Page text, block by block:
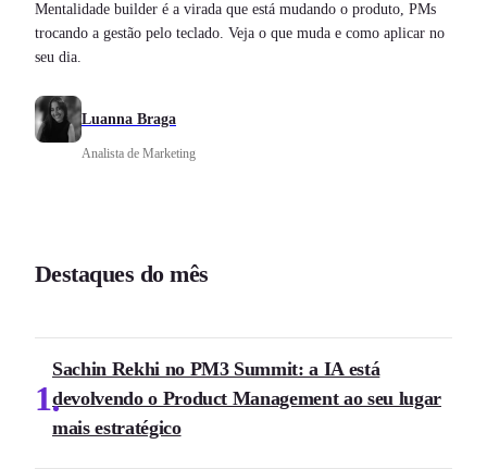
Mentalidade builder é a virada que está mudando o produto, PMs
trocando a gestão pelo teclado. Veja o que muda e como aplicar no
seu dia.
Luanna Braga
Analista de Marketing
Destaques do mês
1
Sachin Rekhi no PM3 Summit: a IA está
devolvendo o Product Management ao seu lugar
mais estratégico